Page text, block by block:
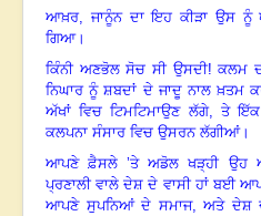
ਆਖ਼ਰ, ਜਾਨੂੰਨ ਦਾ ਇਹ ਕੀੜਾ ਉਸ
ਗਿਆ।
ਕਿੰਨੀ ਅਣਭੋਲ ਸੋਚ ਸੀ ਉਸਦੀ! ਕਲਮ
ਨਿਘਾਰ ਨੂੰ ਸ਼ਬਦਾਂ ਦੇ ਜਾਦੂ ਨਾਲ
ਅੱਖਾਂ ਵਿਚ ਟਿਮਟਿਮਾਉਣ ਲੱਗੇ, ਤੇ ਇੱਕ
ਕਲਪਨਾ ਸੰਸਾਰ ਵਿਚ ਉਸਰਨ ਲੱਗੀਆਂ।
ਆਪਣੇ ਫ਼ੈਸਲੇ ’ਤੇ ਅਡੋਲ ਖੜ੍ਹੀ ਉਹ
ਪ੍ਰਣਾਲੀ ਵਾਲੇ ਦੇਸ਼ ਦੇ ਵਾਸੀ ਹਾਂ ਬਈ
ਆਪਣੇ ਸੁਪਨਿਆਂ ਦੇ ਸਮਾਜ, ਅਤੇ ਦੇਸ਼